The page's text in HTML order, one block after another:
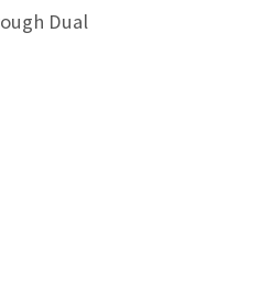
Dual